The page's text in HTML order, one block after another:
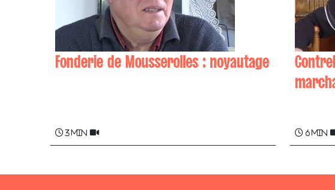
Fonderie de Mousserolles : noyautage
3 min 6 min